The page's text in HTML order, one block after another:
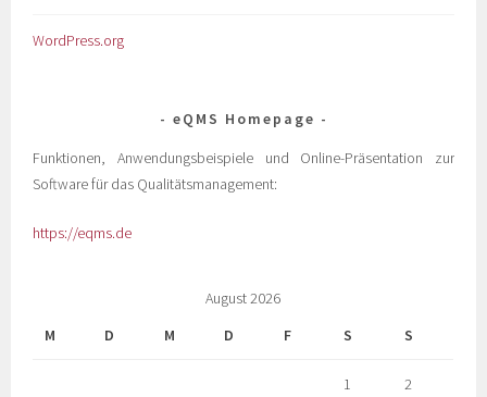
WordPress.org
eQMS Homepage
Funktionen, Anwendungsbeispiele und Online-Präsentation zur
Software für das Qualitätsmanagement:
https://eqms.de
August 2026
M
D M D F S S
1 2